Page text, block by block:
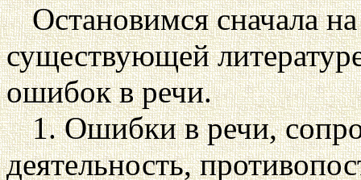
Остановимся сначала
существующей
ошибок в речи.
1. Ошибки в речи,
деятельность,